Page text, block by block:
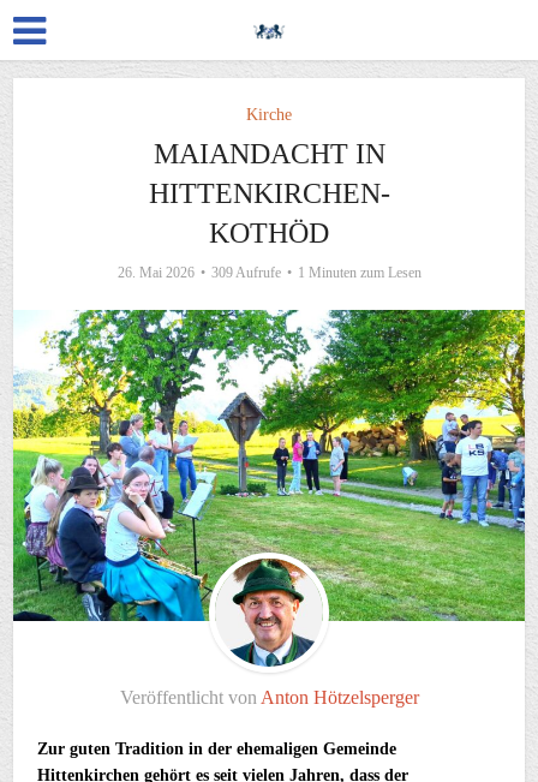
Kirche
MAIANDACHT IN
HITTENKIRCHEN-
KOTHÖD
26. Mai 2026 309 Aufrufe 1 Minuten zum Lesen
Veröffentlicht von Anton Hötzelsperger
Zur guten Tradition in der ehemaligen Gemeinde
Hittenkirchen gehört es seit vielen Jahren, dass der